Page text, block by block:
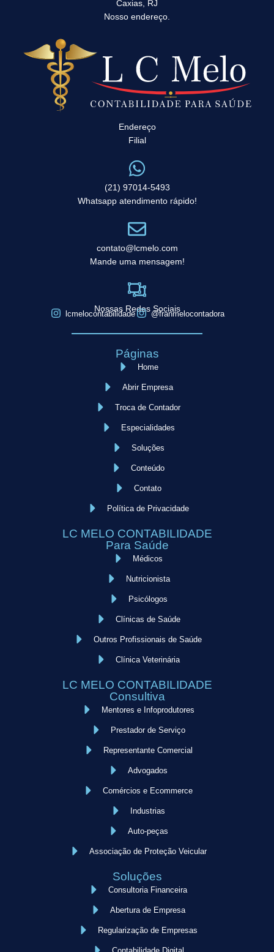
Caxias, RJ
Nosso endereço.
Endereço
Filial
(21) 97014-5493
Whatsapp atendimento rápido!
contato@lcmelo.com
Mande uma mensagem!
Nossas Redes Sociais
lcmelocontabilidade @franmelocontadora
Páginas
Home
Abrir Empresa
Troca de Contador
Especialidades
Soluções
Conteúdo
Contato
Política de Privacidade
LC MELO CONTABILIDADE
Para Saúde
Médicos
Nutricionista
Psicólogos
Clínicas de Saúde
Outros Profissionais de Saúde
Clínica Veterinária
LC MELO CONTABILIDADE
Consultiva
Mentores e Infoprodutores
Prestador de Serviço
Representante Comercial
Advogados
Comércios e Ecommerce
Industrias
Auto-peças
Associação de Proteção Veicular
Soluções
Consultoria Financeira
Abertura de Empresa
Regularização de Empresas